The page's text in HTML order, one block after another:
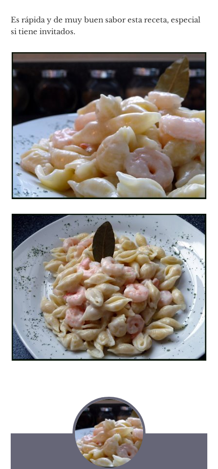
Es rápida y de muy buen sabor esta receta, especial
si tiene invitados.